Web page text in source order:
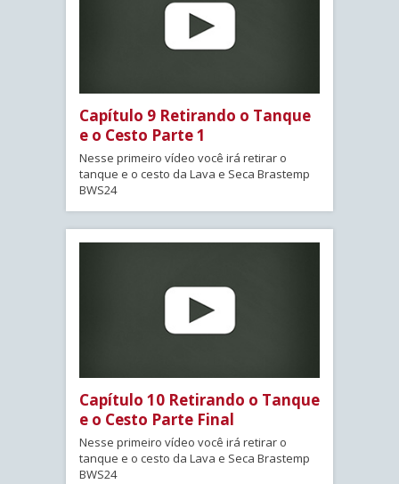
Capítulo 9 Retirando o Tanque
e o Cesto Parte 1
Nesse primeiro vídeo você irá retirar o
tanque e o cesto da Lava e Seca Brastemp
BWS24
Capítulo 10 Retirando o Tanque
e o Cesto Parte Final
Nesse primeiro vídeo você irá retirar o
tanque e o cesto da Lava e Seca Brastemp
BWS24